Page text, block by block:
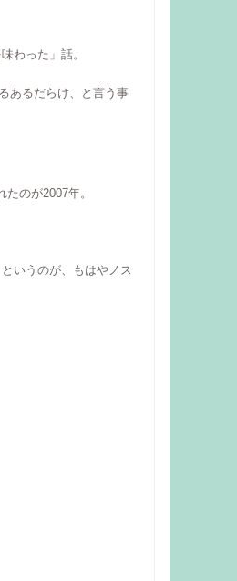
わった」話。
あるだらけ、と言う事
のが2007年。
いうのが、もはやノス